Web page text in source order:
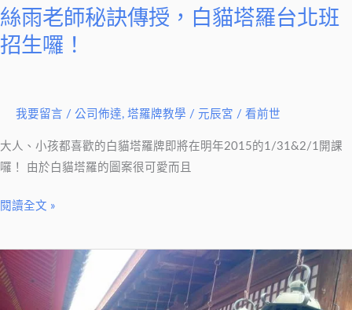
絲雨老師秘訣傳授，白貓塔羅台北班
招生囉！
我要留言 / 公司佈達, 塔羅牌教學 / 元辰宮 / 看前世
大人、小孩都喜歡的白貓塔羅牌即將在明年2015的1/31&2/1開課
囉！ 由於白貓塔羅的圖案很可愛而且
白
貓
班
招
囉！
閱讀全文 »
元
辰